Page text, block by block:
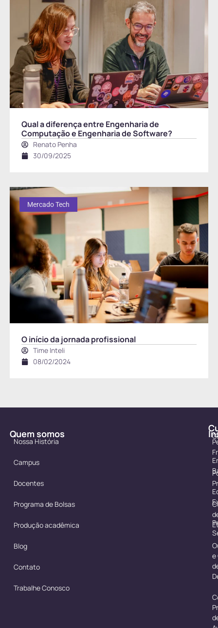
Qual a diferença entre Engenharia de
Computação e Engenharia de Software?
Renato Penha
30/09/2025
Mercado Tech
O início da jornada profissional
Time Inteli
08/02/2024
Quem somos
Nossa História
Campus
Docentes
Programa de Bolsas
Produção acadêmica
Blog
Contato
Trabalhe Conosco
e